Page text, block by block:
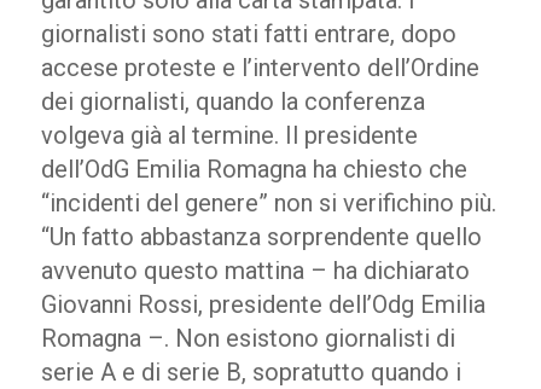
giornalisti sono stati fatti entrare, dopo
accese proteste e l’intervento dell’Ordine
dei giornalisti, quando la conferenza
volgeva già al termine. Il presidente
dell’OdG Emilia Romagna ha chiesto che
“incidenti del genere” non si verifichino più.
“Un fatto abbastanza sorprendente quello
avvenuto questo mattina – ha dichiarato
Giovanni Rossi, presidente dell’Odg Emilia
Romagna –. Non esistono giornalisti di
serie A e di serie B, sopratutto quando i